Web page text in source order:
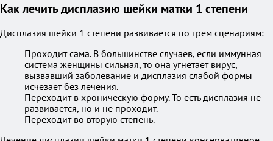
Как лечить дисплазию шейки матки 1 степени
Дисплазия шейки 1 степени развивается по трем сценариям:
Проходит сама. В большинстве случаев, если иммунная
система женщины сильная, то она угнетает вирус,
вызвавший заболевание и дисплазия слабой формы
исчезает без лечения.
Переходит в хроническую форму. То есть дисплазия не
развивается, но и не проходит.
Переходит во вторую степень.